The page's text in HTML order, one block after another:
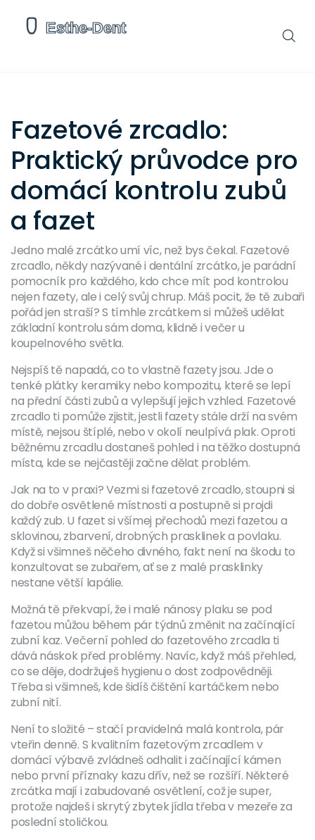
Fazetové zrcadlo:
Praktický průvodce pro
domácí kontrolu zubů
a fazet
Jedno malé zrcátko umí víc, než bys čekal. Fazetové
zrcadlo, někdy nazývané i dentální zrcátko, je parádní
pomocník pro každého, kdo chce mít pod kontrolou
nejen fazety, ale i celý svůj chrup. Máš pocit, že tě zubaři
pořád jen straší? S tímhle zrcátkem si můžeš udělat
základní kontrolu sám doma, klidně i večer u
koupelnového světla.
Nejspíš tě napadá, co to vlastně fazety jsou. Jde o
tenké plátky keramiky nebo kompozitu, které se lepí
na přední části zubů a vylepšují jejich vzhled. Fazetové
zrcadlo ti pomůže zjistit, jestli fazety stále drží na svém
místě, nejsou štíplé, nebo v okolí neulpívá plak. Oproti
běžnému zrcadlu dostaneš pohled i na těžko dostupná
místa, kde se nejčastěji začne dělat problém.
Jak na to v praxi? Vezmi si fazetové zrcadlo, stoupni si
do dobře osvětlené místnosti a postupně si projdi
každý zub. U fazet si všímej přechodů mezi fazetou a
sklovinou, zbarvení, drobných prasklinek a povlaku.
Když si všimneš něčeho divného, fakt není na škodu to
konzultovat se zubařem, ať se z malé prasklinky
nestane větší lapálie.
Možná tě překvapí, že i malé nánosy plaku se pod
fazetou můžou během pár týdnů změnit na začínající
zubní kaz. Večerní pohled do fazetového zrcadla ti
dává náskok před problémy. Navíc, když máš přehled,
co se děje, dodržuješ hygienu o dost zodpovědněji.
Třeba si všimneš, kde šidíš čištění kartáčkem nebo
zubní nití.
Není to složité – stačí pravidelná malá kontrola, pár
vteřin denně. S kvalitním fazetovým zrcadlem v
domácí výbavě zvládneš odhalit i začínající kámen
nebo první příznaky kazu dřív, než se rozšíří. Některé
zrcátka mají i zabudované osvětlení, což je super,
protože najdeš i skrytý zbytek jídla třeba v mezeře za
poslední stoličkou.